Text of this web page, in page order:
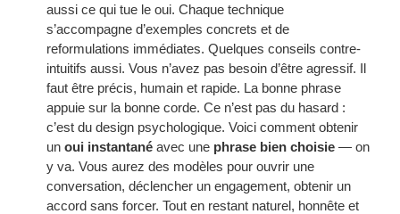
aussi ce qui tue le oui. Chaque technique
s’accompagne d’exemples concrets et de
reformulations immédiates. Quelques conseils contre-
intuitifs aussi. Vous n’avez pas besoin d’être agressif. Il
faut être précis, humain et rapide. La bonne phrase
appuie sur la bonne corde. Ce n’est pas du hasard :
c’est du design psychologique. Voici comment obtenir
unoui instantané avec une phrase bien choisie — on
y va. Vous aurez des modèles pour ouvrir une
conversation, déclencher un engagement, obtenir un
accord sans forcer. Tout en restant naturel, honnête et